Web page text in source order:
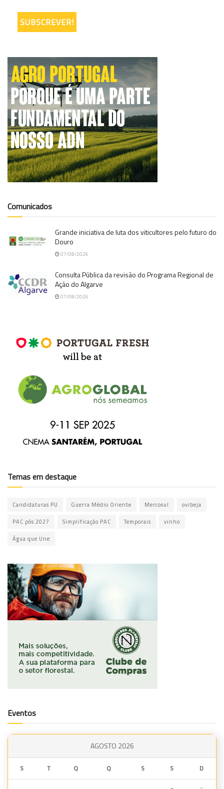
Comunicados
Grande iniciativa de luta dos viticultores pelo futuro do
Douro
07/08/2026
Consulta Pública da revisão do Programa Regional de
Ação do Algarve
07/08/2026
Temas em destaque
Candidaturas PU Guerra Médio Oriente Mercosul ovibeja
PAC pós 2027 Simplificação PAC Temporais vinho
Água que Une
Eventos
AGOSTO 2026
S T Q Q S S D